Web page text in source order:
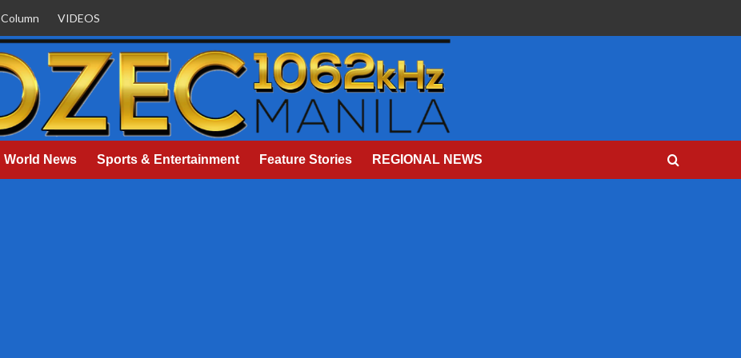
Column VIDEOS
World News Sports & Entertainment Feature Stories REGIONAL NEWS